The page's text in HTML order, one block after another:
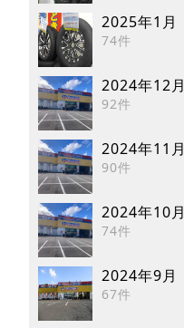
2025年1月
74件
2024年12月
92件
2024年11月
90件
2024年10月
74件
2024年9月
67件